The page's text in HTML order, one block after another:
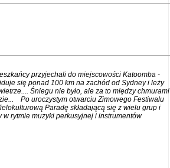
przyjechali do miejscowości Katoomba -
się ponad 100 km na zachód od Sydney i leży
Śniegu nie było, ale za to między chmurami
Po uroczystym otwarciu Zimowego Festiwalu
Paradę składającą się z wielu grup i
w rytmie muzyki perkusyjnej i instrumentów